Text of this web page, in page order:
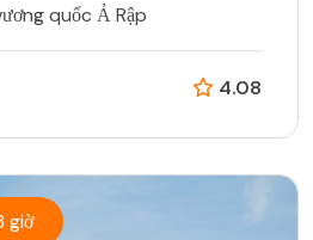
quốc Ả Rập
4.08
giờ